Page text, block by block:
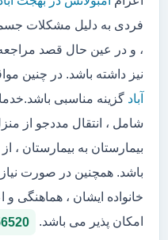
فردی به دلیل مشکلات
، و در عین حال قصد مراجعه
نیز داشته باشد. در چنین
آباد گزینه مناسبی
شامل ، انتقال مددجو از
بیمارستان به بیمارستان
باشد. همچنین در صورت
خانواده ایشان ، هماهنگی و
امکان پذیر می باشد.